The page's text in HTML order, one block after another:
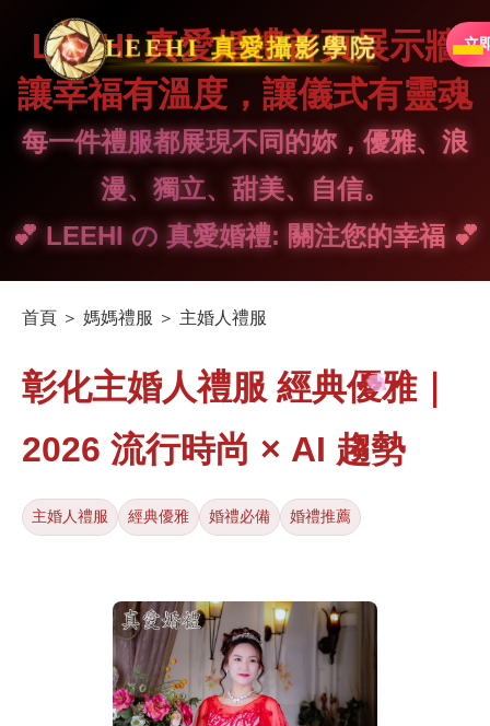
LEEHI 真愛攝影學院
LEEHI 真愛婚禮首頁展示牆
讓幸福有溫度，讓儀式有靈魂
每一件禮服都展現不同的妳，優雅、浪
漫、獨立、甜美、自信。
💕 LEEHI の 真愛婚禮: 關注您的幸福 💕
首頁 ＞ 媽媽禮服 ＞ 主婚人禮服
彰化主婚人禮服 經典優雅｜
2026 流行時尚 × AI 趨勢
主婚人禮服 經典優雅 婚禮必備 婚禮推薦
立